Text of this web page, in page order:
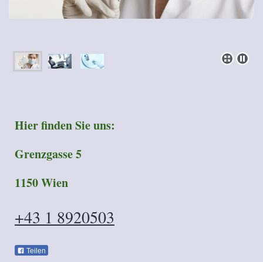
Hier finden Sie uns:
Grenzgasse 5
1150 Wien
+43 1 8920503
Teilen